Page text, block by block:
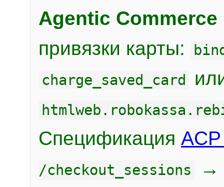
Agentic Commerce
привязки карты:
charge_saved_card
Спецификация
/checkout_sessions